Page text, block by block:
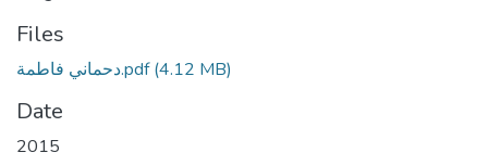
Files
دحماني فاطمة.pdf(4.12 MB)
Date
2015